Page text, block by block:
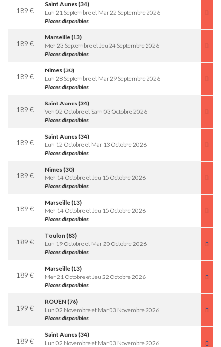
189 €
Saint Aunes (34)
Lun 21 Septembre et Mar 22 Septembre 2026
Places disponibles
189 €
Marseille (13)
Mer 23 Septembre et Jeu 24 Septembre 2026
Places disponibles
189 €
Nimes (30)
Lun 28 Septembre et Mar 29 Septembre 2026
Places disponibles
189 €
Saint Aunes (34)
Ven 02 Octobre et Sam 03 Octobre 2026
Places disponibles
189 €
Saint Aunes (34)
Lun 12 Octobre et Mar 13 Octobre 2026
Places disponibles
189 €
Nimes (30)
Mer 14 Octobre et Jeu 15 Octobre 2026
Places disponibles
189 €
Marseille (13)
Mer 14 Octobre et Jeu 15 Octobre 2026
Places disponibles
189 €
Toulon (83)
Lun 19 Octobre et Mar 20 Octobre 2026
Places disponibles
189 €
Marseille (13)
Mer 21 Octobre et Jeu 22 Octobre 2026
Places disponibles
199 €
ROUEN (76)
Lun 02 Novembre et Mar 03 Novembre 2026
Places disponibles
189 €
Saint Aunes (34)
Lun 02 Novembre et Mar 03 Novembre 2026